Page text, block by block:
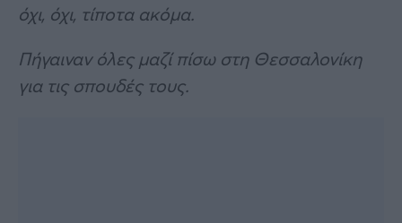
όχι, όχι, τίποτα ακόμα.
Πήγαιναν όλες μαζί πίσω στη Θεσσαλονίκη
για τις σπουδές τους.